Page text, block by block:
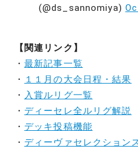
(@ds_sannomiya)
【関連リンク】
・最新記事一覧
・ １１月の大会日程・結果
・ 入賞ルリグ一覧
・ ディーセレ全ルリグ解説
・ デッキ投稿機能
・ ディーヴァセレクション